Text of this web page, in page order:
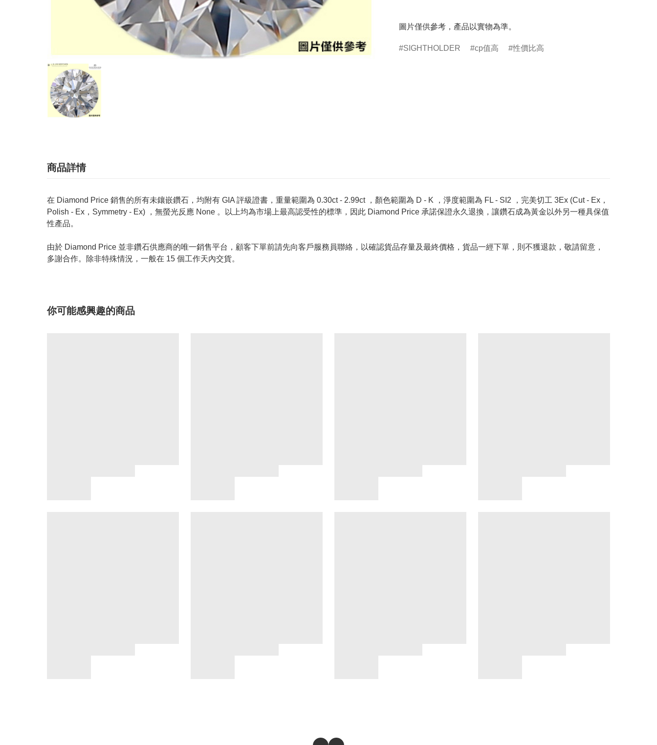
圖片僅供參考，產品以實物為準。
SIGHTHOLDER cp值高 性價比高
商品詳情
在 Diamond Price 銷售的所有未鑲嵌鑽石，均附有 GIA 評級證書，重量範圍為 0.30ct - 2.99ct ，顏色範圍為 D - K ，淨度範圍為 FL - SI2 ，完美切工 3Ex (Cut - Ex，
Polish - Ex，Symmetry - Ex) ，無螢光反應 None 。以上均為市場上最高認受性的標準，因此 Diamond Price 承諾保證永久退換，讓鑽石成為黃金以外另一種具保值
性產品。
由於 Diamond Price 並非鑽石供應商的唯一銷售平台，顧客下單前請先向客戶服務員聯絡，以確認貨品存量及最終價格，貨品一經下單，則不獲退款，敬請留意，
多謝合作。除非特殊情況，一般在 15 個工作天內交貨。
你可能感興趣的商品